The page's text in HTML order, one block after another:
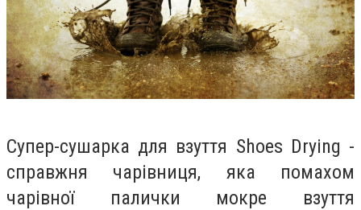
Супер-сушарка для взуття Shoes Drying -
справжня чарівниця, яка помахом
чарівної палички мокре взуття